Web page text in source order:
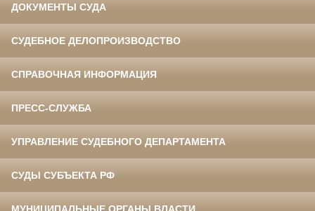
ДОКУМЕНТЫ СУДА
СУДЕБНОЕ ДЕЛОПРОИЗВОДСТВО
СПРАВОЧНАЯ ИНФОРМАЦИЯ
ПРЕСС-СЛУЖБА
УПРАВЛЕНИЕ СУДЕБНОГО ДЕПАРТАМЕНТА
СУДЫ СУБЪЕКТА РФ